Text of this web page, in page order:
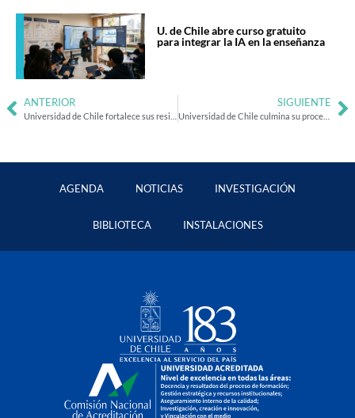
U. de Chile abre curso gratuito
para integrar la IA en la enseñanza
ANTERIOR SIGUIENTE
Universidad de Chile culmina su proceso de matrícula 2026 con más de 7.300 nuevos estudiantes
AGENDA NOTICIAS INVESTIGACIÓN
BIBLIOTECA INSTALACIONES